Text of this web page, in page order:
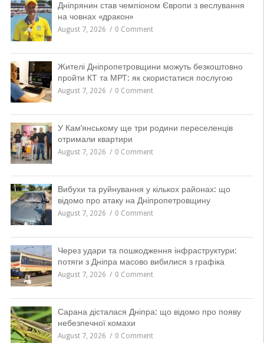
Дніпрянин став чемпіоном Європи з веслування
на човнах «дракон»
August 7, 2026 0 Comment
Жителі Дніпропетровщини можуть безкоштовно
пройти КТ та МРТ: як скористатися послугою
August 7, 2026 0 Comment
У Кам’янському ще три родини переселенців
отримали квартири
August 7, 2026 0 Comment
Вибухи та руйнування у кількох районах: що
відомо про атаку на Дніпропетровщину
August 7, 2026 0 Comment
Через удари та пошкодження інфраструктури:
потяги з Дніпра масово вибилися з графіка
August 7, 2026 0 Comment
Сарана дісталася Дніпра: що відомо про появу
небезпечної комахи
August 7, 2026 0 Comment